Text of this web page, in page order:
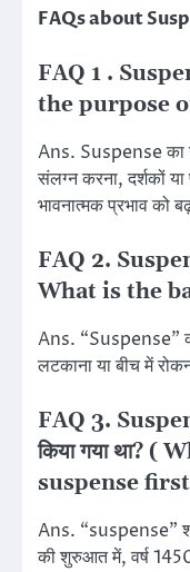
FAQs about
FAQ 1 .
the purpose
Ans. Suspense का
संलग्न करना, दर्शकों
भावनात्मक प्रभाव को
FAQ 2.
What is the
Ans. “Suspense”
लटकाना या बीच में
FAQ 3.
किया गया था?
suspense
Ans. “suspense”
की शुरुआत में, वर्ष